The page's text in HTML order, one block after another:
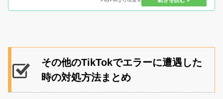
ト券ならお買い物がお得になるので必見！
TikTokの友達招待キャンペーンは色々と開催実
その他のTikTokでエラーに遭遇した
時の対処方法まとめ